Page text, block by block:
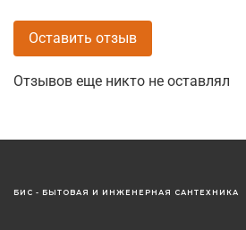
Отзывов еще никто не оставлял
Оставить отзыв
БИС - БЫТОВАЯ И ИНЖЕНЕРНАЯ САНТЕХНИКА